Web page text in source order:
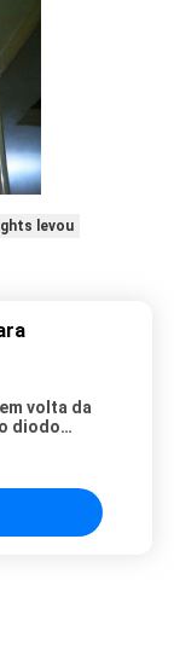
levou
volta da
diodo